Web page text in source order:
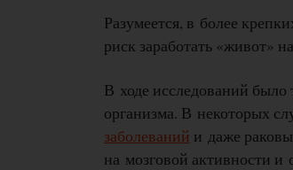
Разумеется, в более
риск заработать «живот»
В ходе исследований было
организма. В некоторых
заболеваний и даже
на мозговой активности и